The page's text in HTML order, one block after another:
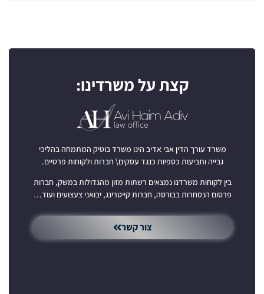
קצת על משרדינו:
משרד עורך הדין אבי אדיב הינו משרד בוטיק המתמחה בהליכי
גבייה ותביעות כספיות כנגד עסקים\ חברות ולקוחות פרטיים.
בין לקוחות משרדנו נמצאים רשתות מזון מהגדולות במשק, חברות
פרסום הנסחרות בבורסה, חברות קייטרינג, יבואני צעצועים ועוד…
צור קשר